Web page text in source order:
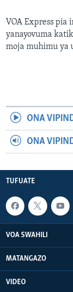
VOA Express
yanayovuma
moja muhimu ya
ONA
ONA
TUFUATE
VOA SWAHILI
MATANGAZO
VIDEO